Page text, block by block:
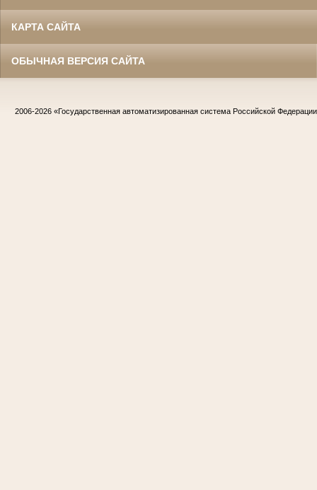
КАРТА САЙТА
ОБЫЧНАЯ ВЕРСИЯ САЙТА
2006-2026 «Государственная автоматизированная система Российской